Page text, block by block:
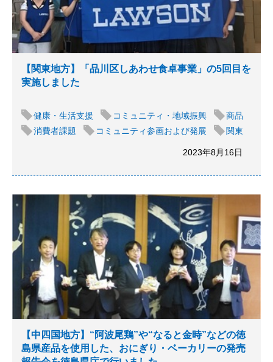
【関東地方】「品川区しあわせ食卓事業」の5回目を
実施しました
健康・生活支援 コミュニティ・地域振興
商品
消費者課題
コミュニティ参画および発展 関東
2023年8月16日
【中四国地方】“阿波尾鶏”や“なると金時”などの徳
島県産品を使用した、おにぎり・ベーカリーの発売